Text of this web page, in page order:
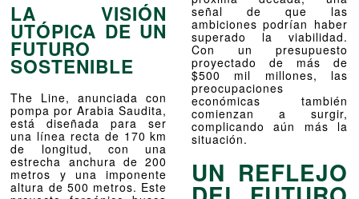
LA VISIÓN
UTÓPICA DE UN
FUTURO
SOSTENIBLE
The Line, anunciada con
pompa por Arabia Saudita,
está diseñada para ser
una línea recta de 170 km
de longitud, con una
estrecha anchura de 200
metros y una imponente
altura de 500 metros. Este
señal de que las
ambiciones podrían haber
superado la viabilidad.
Con un presupuesto
proyectado de más de
$500 mil millones, las
preocupaciones
económicas también
comienzan a surgir,
complicando aún más la
situación.
UN REFLEJO